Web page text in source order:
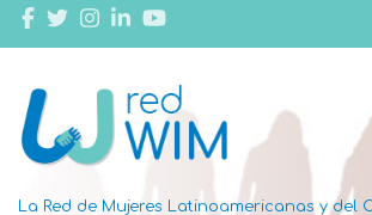
La Red de Mujeres Latinoamericanas y del